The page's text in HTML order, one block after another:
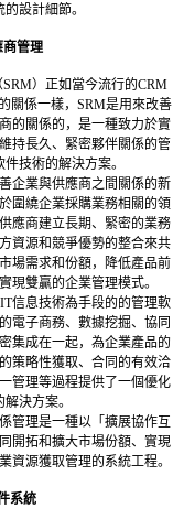
的設計細節。
商管理
）正如當今流行的CRM
關係一樣，SRM是用來改善
的關係的，是一種致力於實
持長久、緊密夥伴關係的管
技術的解決方案。
企業與供應商之間關係的新
圍繞企業採購業務相關的領
應商建立長期、緊密的業務
資源和競爭優勢的整合來共
場需求和份額，降低產品前
現雙贏的企業管理模式。
信息技術為手段的的管理軟
電子商務、數據挖掘、協同
集成在一起，為企業產品的
策略性獲取、合同的有效洽
管理等過程提供了一個優化
解決方案。
管理是一種以「擴展協作互
開拓和擴大市場份額、實現
資源獲取管理的系統工程。
系統